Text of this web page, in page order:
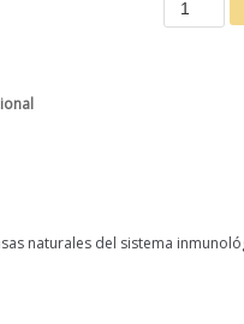
naturales del sistema